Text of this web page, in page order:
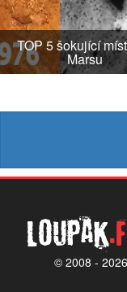
TOP 5 šokující
Marsu
Loupak
© 2008 - 2026